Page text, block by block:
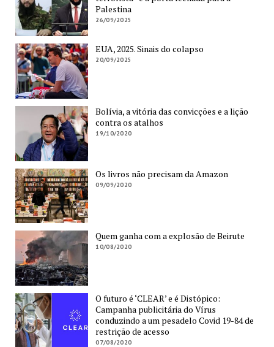
Palestina
26/09/2025
EUA, 2025. Sinais do colapso
20/09/2025
Bolívia, a vitória das convicções e a lição
contra os atalhos
19/10/2020
Os livros não precisam da Amazon
09/09/2020
Quem ganha com a explosão de Beirute
10/08/2020
O futuro é ‘CLEAR’ e é Distópico:
Campanha publicitária do Vírus
conduzindo a um pesadelo Covid 19-84 de
restrição de acesso
07/08/2020